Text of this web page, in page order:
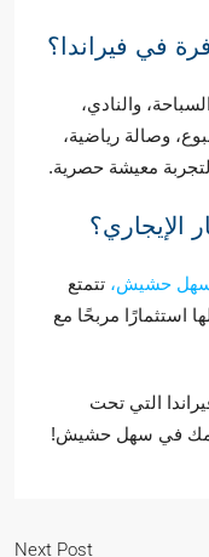
في فيراندا؟
والنادي،
وصالة رياضية،
معيشة حصرية.
الإيجاري؟
حشيش، تتمتع
استثمارًا مربحًا مع
التي تحت
في سهل حشيش!
Next Post